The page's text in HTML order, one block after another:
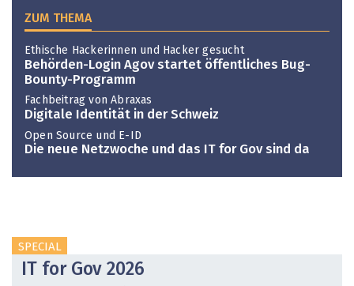
ZUM THEMA
Ethische Hackerinnen und Hacker gesucht
Behörden-Login Agov startet öffentliches Bug-
Bounty-Programm
Fachbeitrag von Abraxas
Digitale Identität in der Schweiz
Open Source und E-ID
Die neue Netzwoche und das IT for Gov sind da
SPECIAL
IT for Gov 2026